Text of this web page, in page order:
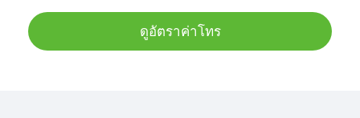
ดูอัตราค่าโทร